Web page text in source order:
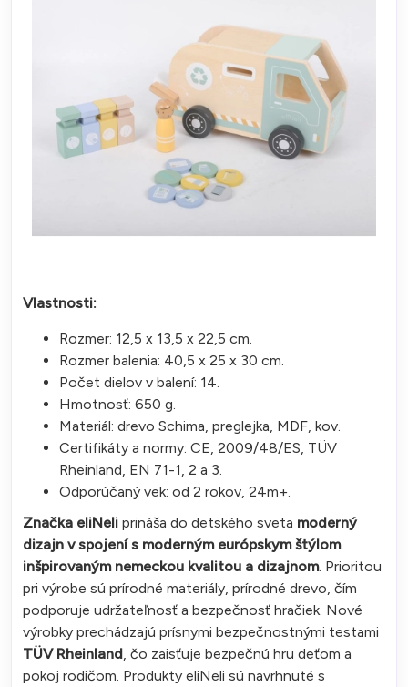
Vlastnosti:
Rozmer: 12,5 x 13,5 x 22,5 cm.
Rozmer balenia: 40,5 x 25 x 30 cm.
Počet dielov v balení: 14.
Hmotnosť: 650 g.
Materiál: drevo Schima, preglejka, MDF, kov.
Certifikáty a normy: CE, 2009/48/ES, TÜV
Rheinland, EN 71-1, 2 a 3.
Odporúčaný vek: od 2 rokov, 24m+.
Značka eliNeli prináša do detského sveta moderný
dizajn v spojení s moderným európskym štýlom
inšpirovaným nemeckou kvalitou a dizajnom. Prioritou
pri výrobe sú prírodné materiály, prírodné drevo, čím
podporuje udržateľnosť a bezpečnosť hračiek. Nové
výrobky prechádzajú prísnymi bezpečnostnými testami
TÜV Rheinland , čo zaisťuje bezpečnú hru deťom a
pokoj rodičom. Produkty eliNeli sú navrhnuté s